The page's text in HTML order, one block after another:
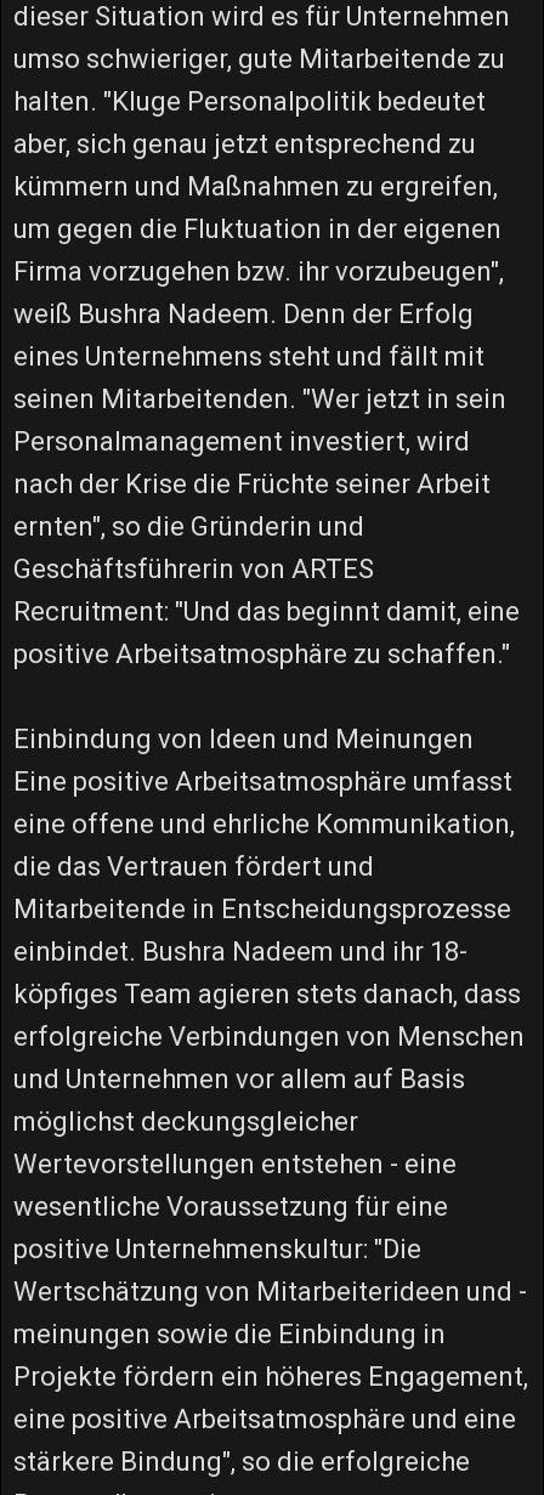
dieser Situation wird es für Unternehmen
umso schwieriger, gute Mitarbeitende zu
halten. "Kluge Personalpolitik bedeutet
aber, sich genau jetzt entsprechend zu
kümmern und Maßnahmen zu ergreifen,
um gegen die Fluktuation in der eigenen
Firma vorzugehen bzw. ihr vorzubeugen",
weiß Bushra Nadeem. Denn der Erfolg
eines Unternehmens steht und fällt mit
seinen Mitarbeitenden. "Wer jetzt in sein
Personalmanagement investiert, wird
nach der Krise die Früchte seiner Arbeit
ernten", so die Gründerin und
Geschäftsführerin von ARTES
Recruitment: "Und das beginnt damit, eine
positive Arbeitsatmosphäre zu schaffen."
Einbindung von Ideen und Meinungen
Eine positive Arbeitsatmosphäre umfasst
eine offene und ehrliche Kommunikation,
die das Vertrauen fördert und
Mitarbeitende in Entscheidungsprozesse
einbindet. Bushra Nadeem und ihr 18-
köpfiges Team agieren stets danach, dass
erfolgreiche Verbindungen von Menschen
und Unternehmen vor allem auf Basis
möglichst deckungsgleicher
Wertevorstellungen entstehen - eine
wesentliche Voraussetzung für eine
positive Unternehmenskultur: "Die
Wertschätzung von Mitarbeiterideen und -
meinungen sowie die Einbindung in
Projekte fördern ein höheres Engagement,
eine positive Arbeitsatmosphäre und eine
stärkere Bindung", so die erfolgreiche